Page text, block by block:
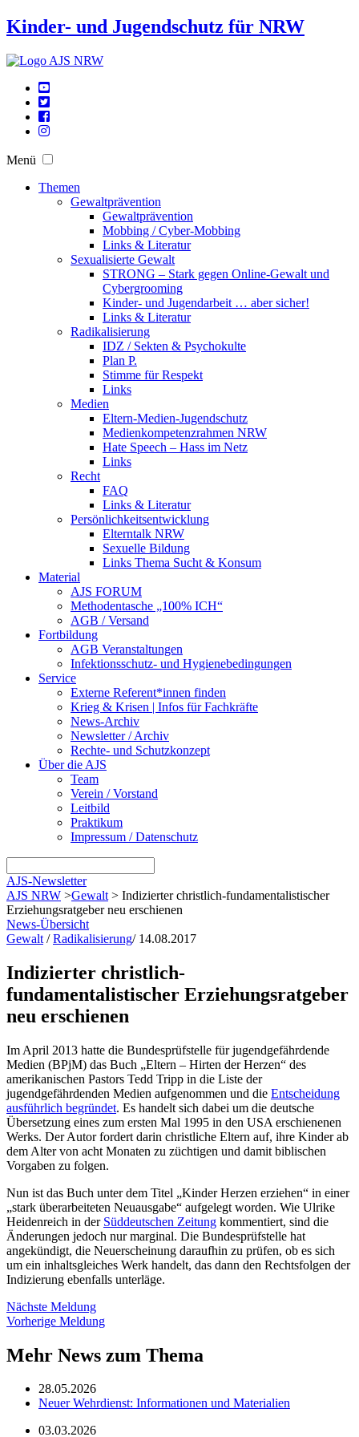
Kinder- und Jugendschutz für NRW
Menü
Themen
Gewaltprävention
Gewaltprävention
Mobbing / Cyber-Mobbing
Links & Literatur
Sexualisierte Gewalt
STRONG – Stark gegen Online-Gewalt und
Cybergrooming
Kinder- und Jugendarbeit … aber sicher!
Links & Literatur
Radikalisierung
IDZ / Sekten & Psychokulte
Plan P.
Stimme für Respekt
Links
Medien
Eltern-Medien-Jugendschutz
Medienkompetenzrahmen NRW
Hate Speech – Hass im Netz
Links
Recht
FAQ
Links & Literatur
Persönlichkeitsentwicklung
Elterntalk NRW
Sexuelle Bildung
Links Thema Sucht & Konsum
Material
AJS FORUM
Methodentasche „100% ICH“
AGB / Versand
Fortbildung
AGB Veranstaltungen
Infektionsschutz- und Hygienebedingungen
Service
Externe Referent*innen finden
Krieg & Krisen | Infos für Fachkräfte
News-Archiv
Newsletter / Archiv
Rechte- und Schutzkonzept
Über die AJS
Team
Verein / Vorstand
Leitbild
Praktikum
Impressum / Datenschutz
AJS-Newsletter
AJS NRW >Gewalt > Indizierter christlich-fundamentalistischer
Erziehungsratgeber neu erschienen
News-Übersicht
Gewalt /Radikalisierung/ 14.08.2017
Indizierter christlich-
fundamentalistischer Erziehungsratgeber
neu erschienen
Im April 2013 hatte die Bundesprüfstelle für jugendgefährdende
Medien (BPjM) das Buch „Eltern – Hirten der Herzen“ des
amerikanischen Pastors Tedd Tripp in die Liste der
jugendgefährdenden Medien aufgenommen und die Entscheidung
ausführlich begründet. Es handelt sich dabei um die deutsche
Übersetzung eines zum ersten Mal 1995 in den USA erschienenen
Werks. Der Autor fordert darin christliche Eltern auf, ihre Kinder ab
dem Alter von acht Monaten zu züchtigen und damit biblischen
Vorgaben zu folgen.
Nun ist das Buch unter dem Titel „Kinder Herzen erziehen“ in einer
„stark überarbeiteten Neuausgabe“ aufgelegt worden. Wie Ulrike
Heidenreich in der Süddeutschen Zeitung kommentiert, sind die
Änderungen jedoch nur marginal. Die Bundesprüfstelle hat
angekündigt, die Neuerscheinung daraufhin zu prüfen, ob es sich
um ein inhaltsgleiches Werk handelt, das dann den Rechtsfolgen der
Indizierung ebenfalls unterläge.
Nächste Meldung
Vorherige Meldung
Mehr News zum Thema
28.05.2026
Neuer Wehrdienst: Informationen und Materialien
03.03.2026